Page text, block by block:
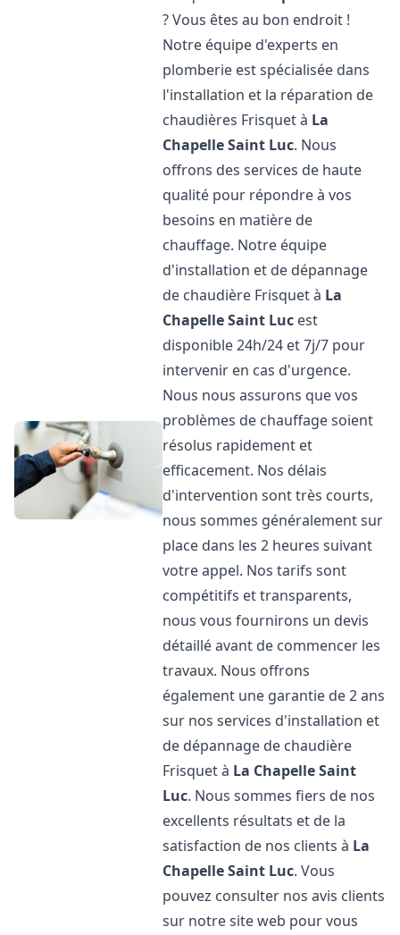
? Vous êtes au bon endroit !
Notre équipe d'experts en
plomberie est spécialisée dans
l'installation et la réparation de
chaudières Frisquet à La
Chapelle Saint Luc. Nous
offrons des services de haute
qualité pour répondre à vos
besoins en matière de
chauffage. Notre équipe
d'installation et de dépannage
de chaudière Frisquet à La
Chapelle Saint Luc est
disponible 24h/24 et 7j/7 pour
intervenir en cas d'urgence.
Nous nous assurons que vos
problèmes de chauffage soient
résolus rapidement et
efficacement. Nos délais
d'intervention sont très courts,
nous sommes généralement sur
place dans les 2 heures suivant
votre appel. Nos tarifs sont
compétitifs et transparents,
nous vous fournirons un devis
détaillé avant de commencer les
travaux. Nous offrons
également une garantie de 2 ans
sur nos services d'installation et
de dépannage de chaudière
Frisquet à La Chapelle Saint
Luc. Nous sommes fiers de nos
excellents résultats et de la
satisfaction de nos clients à La
Chapelle Saint Luc. Vous
pouvez consulter nos avis clients
sur notre site web pour vous